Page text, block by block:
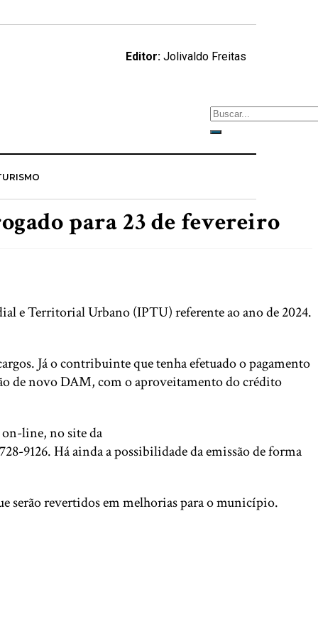
Editor:Jolivaldo Freitas
para 23 de fevereiro
e Territorial Urbano (IPTU) referente ao ano de 2024.
Já o contribuinte que tenha efetuado o pagamento
de novo DAM, com o aproveitamento do crédito
on-line, no site da
9126. Há ainda a possibilidade da emissão de forma
serão revertidos em melhorias para o município.